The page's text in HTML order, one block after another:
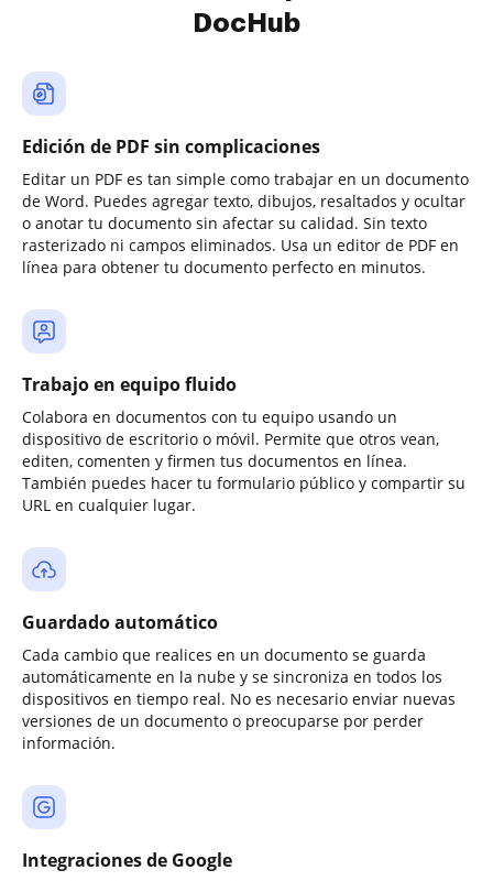
DocHub
Edición de PDF sin complicaciones
Editar un PDF es tan simple como trabajar en un documento
de Word. Puedes agregar texto, dibujos, resaltados y ocultar
o anotar tu documento sin afectar su calidad. Sin texto
rasterizado ni campos eliminados. Usa un editor de PDF en
línea para obtener tu documento perfecto en minutos.
Trabajo en equipo fluido
Colabora en documentos con tu equipo usando un
dispositivo de escritorio o móvil. Permite que otros vean,
editen, comenten y firmen tus documentos en línea.
También puedes hacer tu formulario público y compartir su
URL en cualquier lugar.
Guardado automático
Cada cambio que realices en un documento se guarda
automáticamente en la nube y se sincroniza en todos los
dispositivos en tiempo real. No es necesario enviar nuevas
versiones de un documento o preocuparse por perder
información.
Integraciones de Google